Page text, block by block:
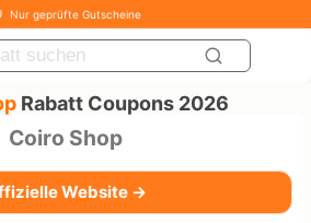
Nur geprüfte Gutscheine
Rabatt Coupons 2026
Coiro Shop
Website →